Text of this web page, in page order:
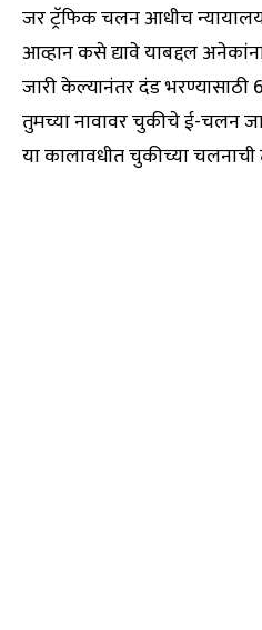
जर ट्रॅफिक चलन आधीच
आव्हान कसे द्यावे याबद्दल
जारी केल्यानंतर दंड
तुमच्या नावावर चुकीचे ई-चलन
या कालावधीत चुकीच्या